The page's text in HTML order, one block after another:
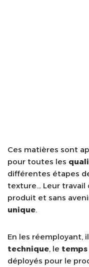
Ces matières sont
pour toutes les
différentes étapes
texture… Leur travail
produit et sans
unique.
En les réemployant,
technique, le temps
déployés pour le